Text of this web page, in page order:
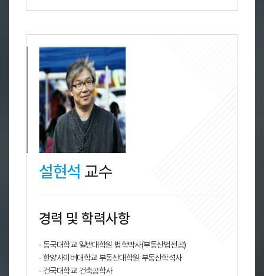
설현석 교수
경력 및 학력사항
∙ 동국대학교 일반대학원 법학박사(부동산법전공)
∙ 한양사이버대학교 부동산대학원 부동산학석사
∙ 건국대학교 건축공학사